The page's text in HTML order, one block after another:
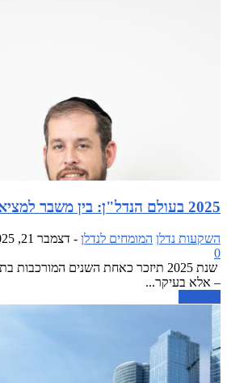
2025 בעולם הנדל"ן: בין משבר למציאות חדשה
השקעות נדלן המומחים לנדלן - דצמבר 21, 2025
0
שנת 2025 תיזכר כאחת השנים
– אלא בעיקר...